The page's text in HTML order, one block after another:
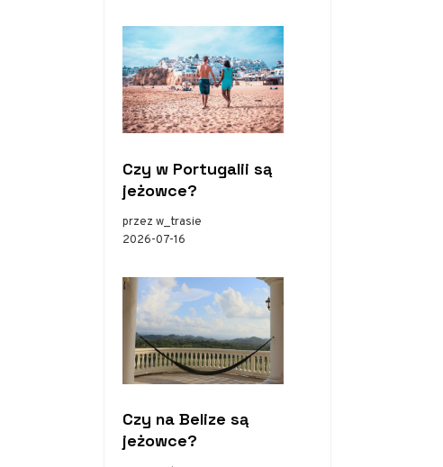
Czy w Portugalii są
jeżowce?
przez w_trasie
2026-07-16
Czy na Belize są
jeżowce?